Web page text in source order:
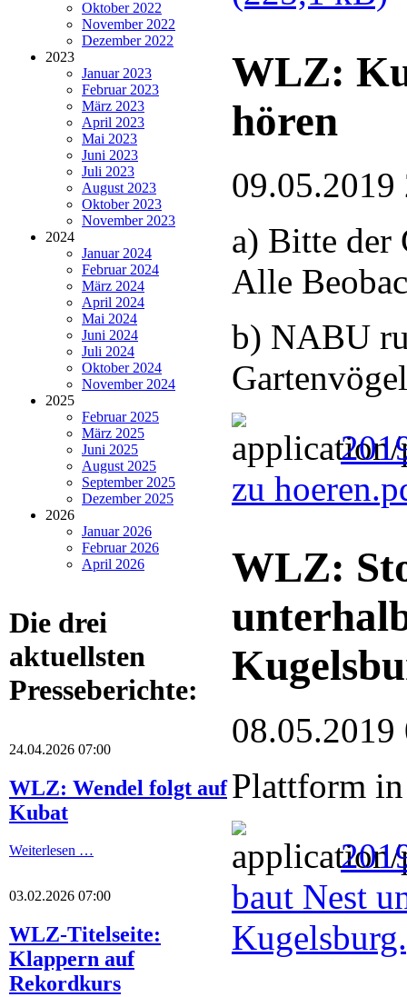
Oktober 2022
November 2022
Dezember 2022
2023
Januar 2023
Februar 2023
März 2023
April 2023
Mai 2023
Juni 2023
Juli 2023
August 2023
Oktober 2023
November 2023
2024
Januar 2024
Februar 2024
März 2024
April 2024
Mai 2024
Juni 2024
Juli 2024
Oktober 2024
November 2024
2025
Februar 2025
März 2025
Juni 2025
August 2025
September 2025
Dezember 2025
2026
Januar 2026
Februar 2026
April 2026
Die drei
aktuellsten
Presseberichte:
24.04.2026 07:00
WLZ: Wendel folgt auf
Kubat
Weiterlesen …
03.02.2026 07:00
WLZ-Titelseite:
Klappern auf
Rekordkurs
WLZ:
hören
09.05.2019
a) Bitte der
Alle
b) NABU
zu
WLZ:
08.05.2019
Plattform
baut Nest